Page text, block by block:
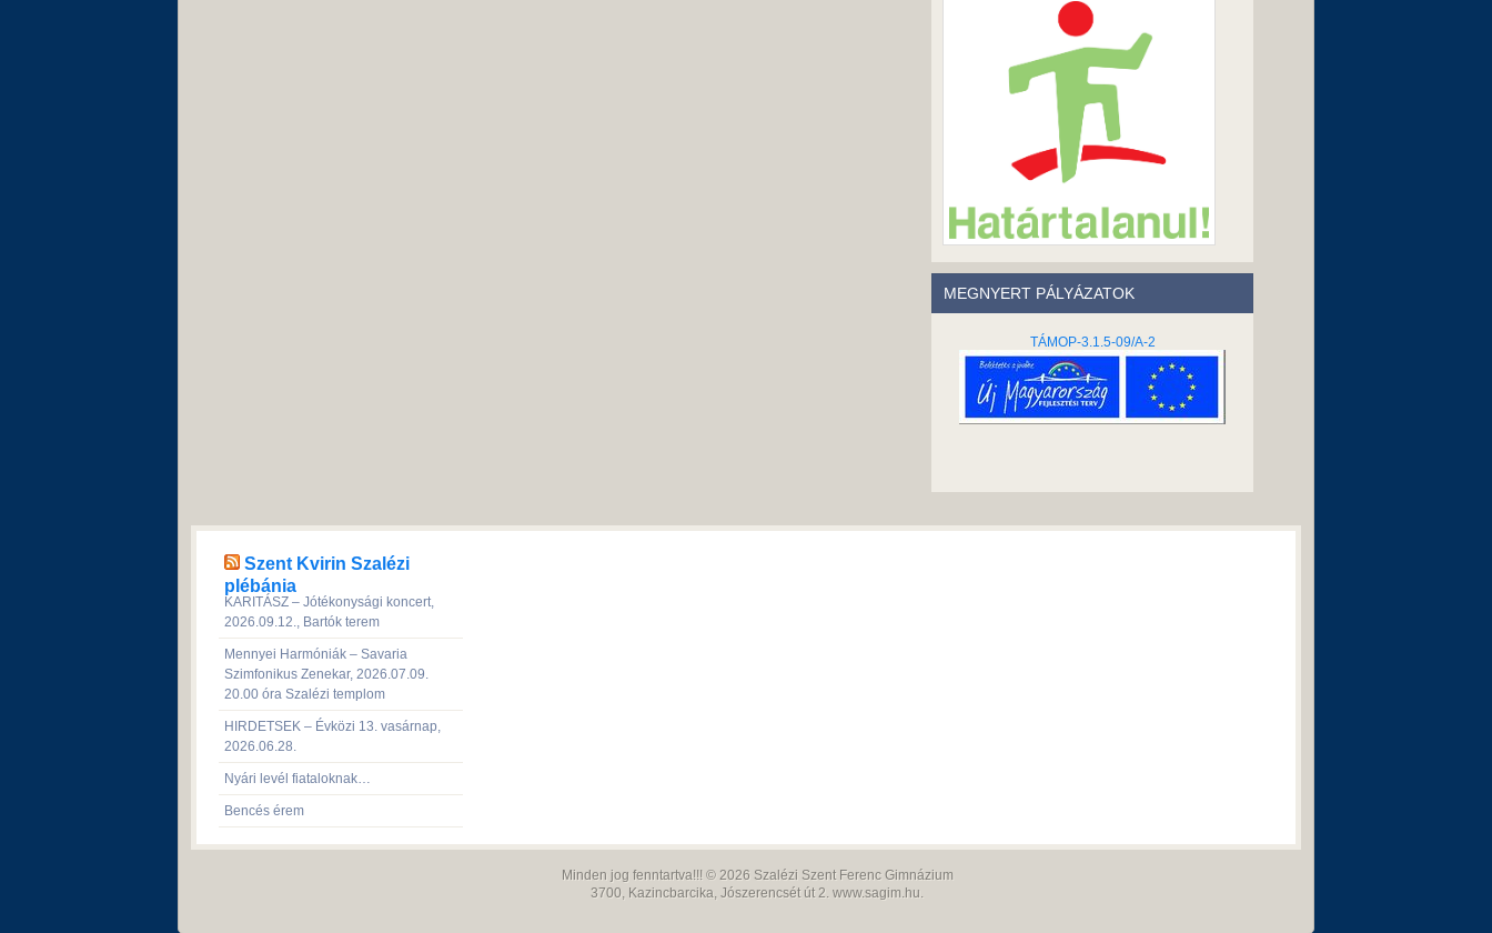
MEGNYERT PÁLYÁZATOK
TÁMOP-3.1.5-09/A-2
Szent Kvirin Szalézi
plébánia
KARITÁSZ – Jótékonysági koncert,
2026.09.12., Bartók terem
Mennyei Harmóniák – Savaria
Szimfonikus Zenekar, 2026.07.09.
20.00 óra Szalézi templom
HIRDETSEK – Évközi 13. vasárnap,
2026.06.28.
Nyári levél fiataloknak…
Bencés érem
Minden jog fenntartva!!! © 2026 Szalézi Szent Ferenc Gimnázium
3700, Kazincbarcika, Jószerencsét út 2. www.sagim.hu.